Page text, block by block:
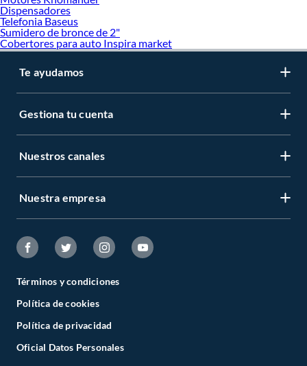
Dispensadores
Telefonia Baseus
Sumidero de bronce de 2"
Cobertores para auto Inspira market
Te ayudamos
Gestiona tu cuenta
Nuestros canales
Nuestra empresa
Términos y condiciones
Política de cookies
Política de privacidad
Oficial Datos Personales